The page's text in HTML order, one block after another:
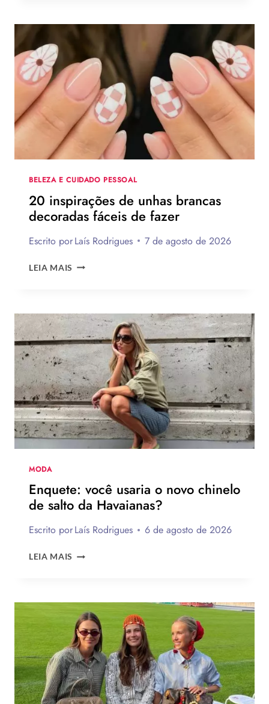
PAIS
2026:
IDEIAS
DE
PRESENTES
CRIATIVOS
COM
PASSO
A
BELEZA E CUIDADO PESSOAL
20 inspirações de unhas brancas
decoradas fáceis de fazer
Escrito porLaís Rodrigues 7 de agosto de 2026
LEIA MAIS
BRANCAS
DECORADAS
FÁCEIS
DE
FAZER
MODA
Enquete: você usaria o novo chinelo
de salto da Havaianas?
Escrito porLaís Rodrigues 6 de agosto de 2026
LEIA MAIS ENQUETE:
NOVO
CHINELO
DE
SALTO
DA
HAVAIANAS?